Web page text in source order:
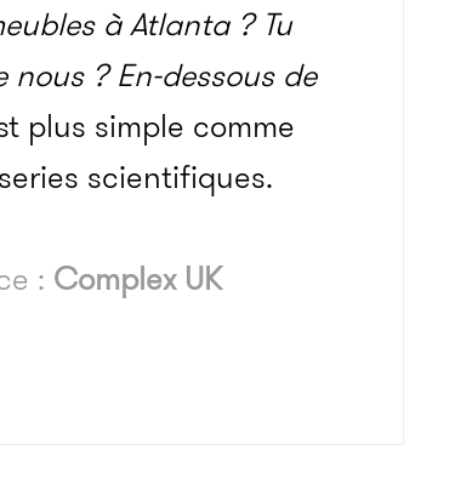
à Atlanta ? Tu
? En-dessous de
plus simple comme
scientifiques.
: Complex UK